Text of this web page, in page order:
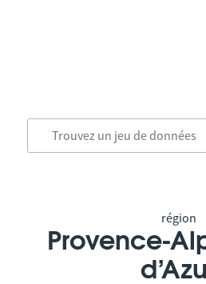
région
Provence-